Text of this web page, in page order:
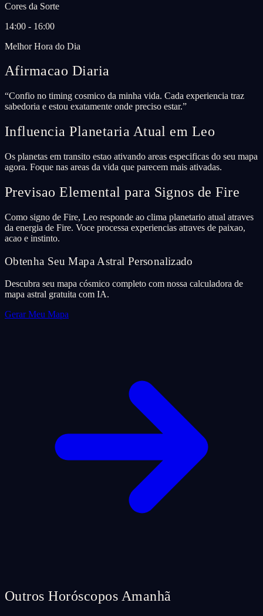
Cores da Sorte
14:00 - 16:00
Melhor Hora do Dia
Afirmacao Diaria
“Confio no timing cosmico da minha vida. Cada experiencia traz
sabedoria e estou exatamente onde preciso estar.”
Influencia Planetaria Atual em Leo
Os planetas em transito estao ativando areas especificas do seu mapa
agora. Foque nas areas da vida que parecem mais ativadas.
Previsao Elemental para Signos de Fire
Como signo de Fire, Leo responde ao clima planetario atual atraves
da energia de Fire. Voce processa experiencias atraves de paixao,
acao e instinto.
Obtenha Seu Mapa Astral Personalizado
Descubra seu mapa cósmico completo com nossa calculadora de
mapa astral gratuita com IA.
Gerar Meu Mapa
Outros Horóscopos Amanhã